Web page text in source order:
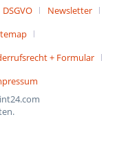
DSGVO
Newsletter
+ Formular